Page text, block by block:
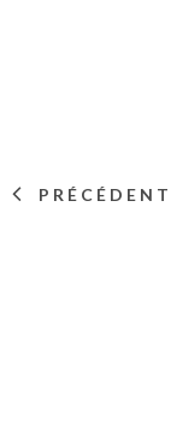
PRÉCÉDENT